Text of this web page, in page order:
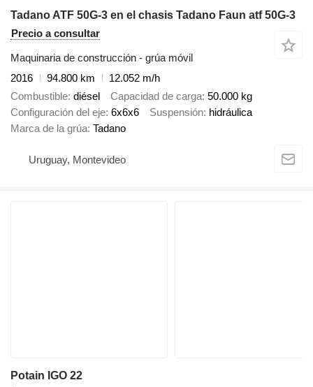
Tadano ATF 50G-3 en el chasis Tadano Faun atf 50G-3
Precio a consultar
Maquinaria de construcción - grúa móvil
2016
94.800 km
12.052 m/h
Combustible diésel Capacidad de carga 50.000 kg
Configuración del eje 6x6x6 Suspensión hidráulica
Marca de la grúa Tadano
Uruguay, Montevideo
Potain IGO 22